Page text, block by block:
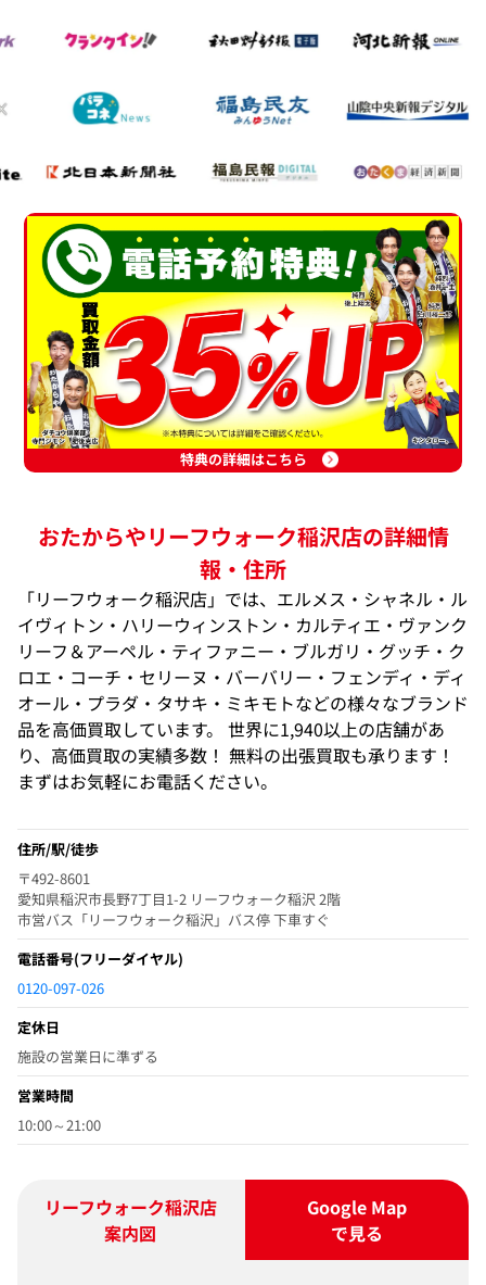
特典の詳細はこちら
おたからやリーフウォーク稲沢店の詳細情
報・住所
「リーフウォーク稲沢店」では、エルメス・シャネル・ル
イヴィトン・ハリーウィンストン・カルティエ・ヴァンク
リーフ＆アーペル・ティファニー・ブルガリ・グッチ・ク
ロエ・コーチ・セリーヌ・バーバリー・フェンディ・ディ
オール・プラダ・タサキ・ミキモトなどの様々なブランド
品を高価買取しています。 世界に1,940以上の店舗があ
り、高価買取の実績多数！ 無料の出張買取も承ります！
まずはお気軽にお電話ください。
住所/駅/徒歩
〒492-8601
愛知県稲沢市長野7丁目1-2 リーフウォーク稲沢 2階
市営バス「リーフウォーク稲沢」バス停 下車すぐ
電話番号(フリーダイヤル)
0120-097-026
定休日
施設の営業日に準ずる
営業時間
10:00～21:00
リーフウォーク稲沢店
案内図
Google Map
で見る